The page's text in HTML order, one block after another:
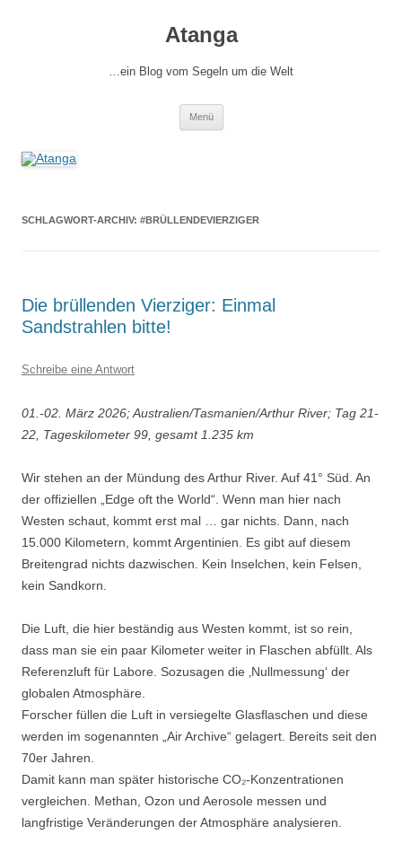
Atanga
…ein Blog vom Segeln um die Welt
Menü
SCHLAGWORT-ARCHIV: #BRÜLLENDEVIERZIGER
Die brüllenden Vierziger: Einmal
Sandstrahlen bitte!
Schreibe eine Antwort
01.-02. März 2026; Australien/Tasmanien/Arthur River; Tag 21-
22, Tageskilometer 99, gesamt 1.235 km
Wir stehen an der Mündung des Arthur River. Auf 41° Süd. An
der offiziellen „Edge oft the World“. Wenn man hier nach
Westen schaut, kommt erst mal … gar nichts. Dann, nach
15.000 Kilometern, kommt Argentinien. Es gibt auf diesem
Breitengrad nichts dazwischen. Kein Inselchen, kein Felsen,
kein Sandkorn.
Die Luft, die hier beständig aus Westen kommt, ist so rein,
dass man sie ein paar Kilometer weiter in Flaschen abfüllt. Als
Referenzluft für Labore. Sozusagen die ‚Nullmessung‘ der
globalen Atmosphäre.
Forscher füllen die Luft in versiegelte Glasflaschen und diese
werden im sogenannten „Air Archive“ gelagert. Bereits seit den
70er Jahren.
Damit kann man später historische CO₂-Konzentrationen
vergleichen. Methan, Ozon und Aerosole messen und
langfristige Veränderungen der Atmosphäre analysieren.